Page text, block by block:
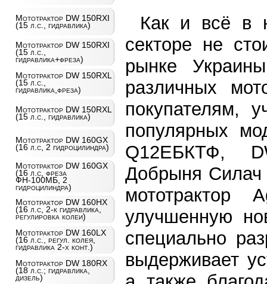
Мототрактор DW 150RXI
(15 л.с., гидравлика)
Мототрактор DW 150RXI
(15 л.с.,
гидравлика+фреза)
Мототрактор DW 150RXL
(15 л.с.,
гидравлика,фреза)
Мототрактор DW 150RXL
(15 л.с., гидравлика)
Мототрактор DW 160GX
(16 л.с, 2 гидроцилиндра)
Мототрактор DW 160GX
(16 л.с, фреза
ФН-100МБ, 2
гидроцилиндра)
Мототрактор DW 160HX
(16 л.с, 2-к гидравлика,
регулировка колеи)
Мототрактор DW 160LX
(16 л.с., регул. колея,
гидравлика 2-х конт.)
Мототрактор DW 180RX
(18 л.с.; гидравлика,
дизель)
Как и всё в
секторе не
рынке
различных
покупателям,
популярных
Q12EБКТФ,
Добрыня Силач
мототрактор
улучшенную
специально
выдерживает